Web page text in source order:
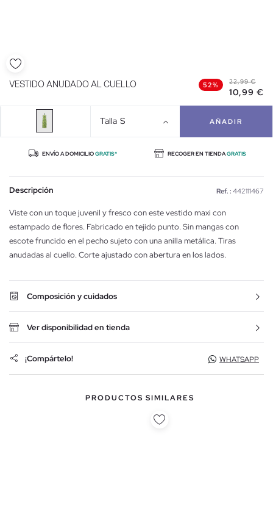
VESTIDO ANUDADO AL CUELLO 52% 22,99 €
10,99 €
Talla S AÑADIR
ENVÍO A DOMICILIOGRATIS* RECOGER EN TIENDAGRATIS
Descripción Ref. : 442111467
Viste con un toque juvenil y fresco con este vestido maxi con
estampado de flores. Fabricado en tejido punto. Sin mangas con
escote fruncido en el pecho sujeto con una anilla metálica. Tiras
anudadas al cuello. Corte ajustado con abertura en los lados.
Composición y cuidados
Ver disponibilidad en tienda
¡Compártelo! WHATSAPP
PRODUCTOS SIMILARES